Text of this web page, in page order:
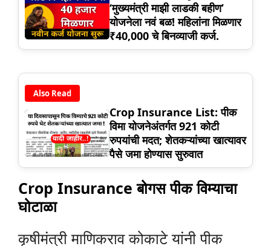
‘मुख्यमंत्री माझी लाडकी बहीण’
योजनेला नवं बळ! महिलांना मिळणार
₹40,000 चे बिनव्याजी कर्ज.
Also Read
Crop Insurance List: पीक
विमा योजनेअंतर्गत 921 कोटी
रुपयांची मदत; शेतकऱ्यांच्या खात्यावर
पैसे जमा होण्यास सुरुवात
Crop Insurance बोगस पीक विम्याचा
घोटाळा
कृषीमंत्री माणिकराव कोकाटे यांनी पीक